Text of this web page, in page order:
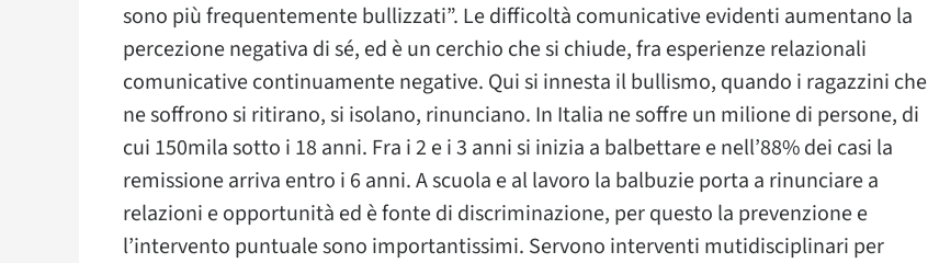
sono più frequentemente bullizzati”. Le difficoltà comunicative evidenti aumentano la
percezione negativa di sé, ed è un cerchio che si chiude, fra esperienze relazionali
comunicative continuamente negative. Qui si innesta il bullismo, quando i ragazzini che
ne soffrono si ritirano, si isolano, rinunciano. In Italia ne soffre un milione di persone, di
cui 150mila sotto i 18 anni. Fra i 2 e i 3 anni si inizia a balbettare e nell’88% dei casi la
remissione arriva entro i 6 anni. A scuola e al lavoro la balbuzie porta a rinunciare a
relazioni e opportunità ed è fonte di discriminazione, per questo la prevenzione e
l’intervento puntuale sono importantissimi. Servono interventi mutidisciplinari per